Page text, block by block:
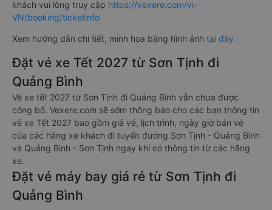
khách vui lòng truy cập https://vexere.com/vi-
VN/booking/ticketinfo
Xem hướng dẫn chi tiết, minh họa bằng hình ảnh tại đây.
Đặt vé xe Tết 2027 từ Sơn Tịnh đi
Quảng Bình
Vé xe tết 2027 từ Sơn Tịnh đi Quảng Bình vẫn chưa được
công bố. Vexere.com sẽ sớm thông báo cho các bạn thông tin
vé xe Tết 2027 bao gồm giá vé, lịch trình, ngày giờ bán vé
của các hãng xe khách đi tuyến đường Sơn Tịnh - Quảng Bình
và Quảng Bình - Sơn Tịnh ngay khi có thông tin từ các hãng
xe.
Đặt vé máy bay giá rẻ từ Sơn Tịnh đi
Quảng Bình